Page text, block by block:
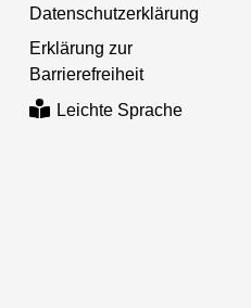
Datenschutzerklärung
Erklärung zur
Barrierefreiheit
Leichte Sprache